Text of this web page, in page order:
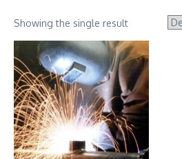
Showing the single result